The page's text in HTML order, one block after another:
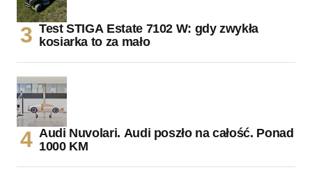
Test STIGA Estate 7102 W: gdy zwykła
kosiarka to za mało
Audi Nuvolari. Audi poszło na całość. Ponad
1000 KM